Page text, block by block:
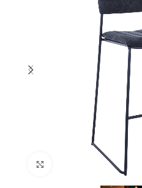
Cliquez pour agrandir